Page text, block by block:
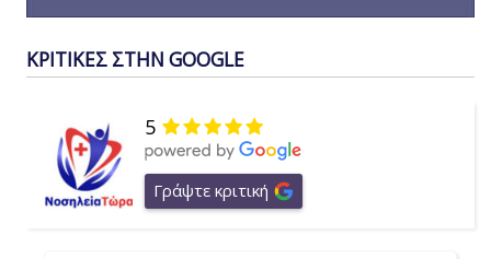
ΚΡΙΤΙΚΕΣ ΣΤΗΝ GOOGLE
5
Γράψτε κριτική